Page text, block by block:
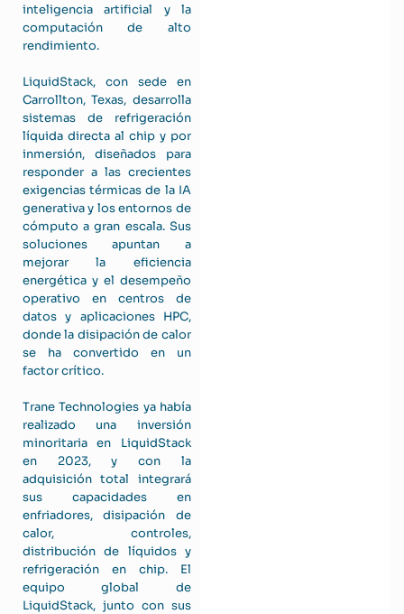
inteligencia artificial y la
computación de alto
rendimiento.
LiquidStack, con sede en
Carrollton, Texas, desarrolla
sistemas de refrigeración
líquida directa al chip y por
inmersión, diseñados para
responder a las crecientes
exigencias térmicas de la IA
generativa y los entornos de
cómputo a gran escala. Sus
soluciones apuntan a
mejorar la eficiencia
energética y el desempeño
operativo en centros de
datos y aplicaciones HPC,
donde la disipación de calor
se ha convertido en un
factor crítico.
Trane Technologies ya había
realizado una inversión
minoritaria en LiquidStack
en 2023, y con la
adquisición total integrará
sus capacidades en
enfriadores, disipación de
calor, controles,
distribución de líquidos y
refrigeración en chip. El
equipo global de
LiquidStack, junto con sus